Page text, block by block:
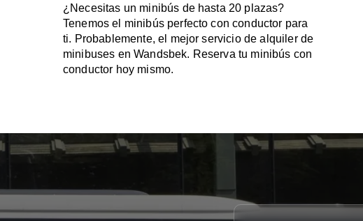
¿Necesitas un minibús de hasta 20 plazas?
Tenemos el minibús perfecto con conductor para
ti. Probablemente, el mejor servicio de alquiler de
minibuses en Wandsbek. Reserva tu minibús con
conductor hoy mismo.